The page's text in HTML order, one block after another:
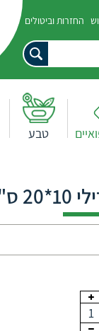
החזרות וביטולים
טבע
ס"מ
1